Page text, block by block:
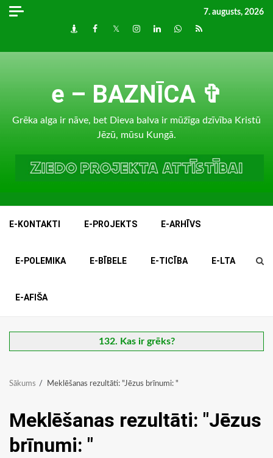
Skip
7. augusts, 2026
DraugiemFacebook
TwitterInstagram
LinkedInwhatsapp
RSS
e – BAZNĪCA ✞
Grēka alga ir nāve, bet Dieva balva ir mūžīga dzīvība Kristū
Jēzū, mūsu Kungā.
E-KONTAKTI E-PROJEKTS E-ARHĪVS
E-POLEMIKA E-BĪBELE E-TICĪBA E-LTA
E-AFIŠA
132. Kas ir grēks?
Sākums Meklēšanas rezultāti: "Jēzus brīnumi: "
Meklēšanas rezultāti: "Jēzus
brīnumi: "